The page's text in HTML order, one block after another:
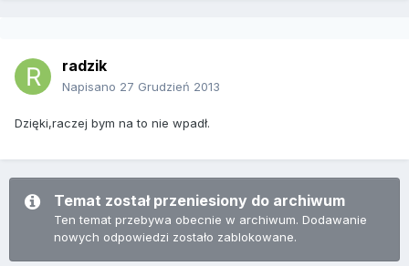
radzik
Napisano 27 Grudzień 2013
Dzięki,raczej bym na to nie wpadł.
Temat został przeniesiony do archiwum
Ten temat przebywa obecnie w archiwum. Dodawanie
nowych odpowiedzi zostało zablokowane.